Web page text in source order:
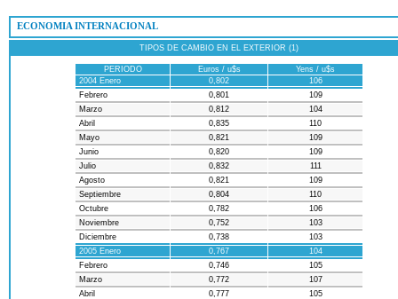
 ECONOMIA INTERNACIONAL
TIPOS DE CAMBIO EN EL EXTERIOR (1)
PERIODO Euros / u$s
Yens / u$s
2004 Enero
0,802
106
Febrero
0,801
109
Marzo
0,812
104
Abril
0,835
110
Mayo
0,821
109
Junio
0,820
109
Julio
0,832
111
Agosto
0,821
109
Septiembre
0,804
110
Octubre
0,782
106
Noviembre
0,752
103
Diciembre
0,738
103
2005 Enero
0,767
104
Febrero
0,746
105
Marzo
0,772
107
Abril
0,777
105